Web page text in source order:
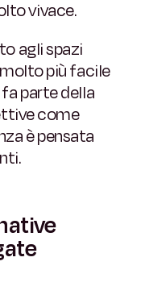
vivace.
agli spazi
più facile
parte della
come
è pensata